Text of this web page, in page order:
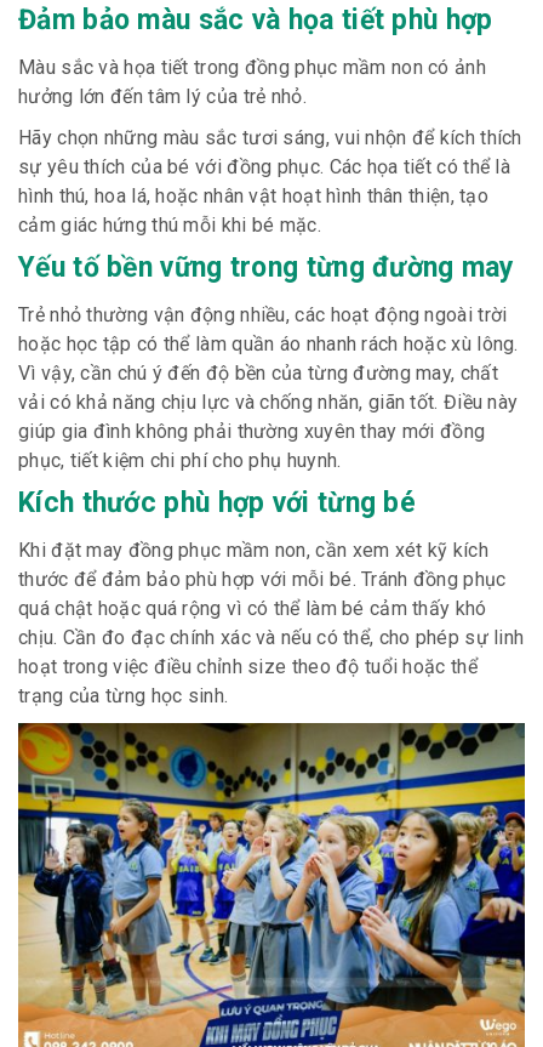
Đảm bảo màu sắc và họa tiết phù hợp
Màu sắc và họa tiết trong đồng phục mầm non có ảnh
hưởng lớn đến tâm lý của trẻ nhỏ.
Hãy chọn những màu sắc tươi sáng, vui nhộn để kích thích
sự yêu thích của bé với đồng phục. Các họa tiết có thể là
hình thú, hoa lá, hoặc nhân vật hoạt hình thân thiện, tạo
cảm giác hứng thú mỗi khi bé mặc.
Yếu tố bền vững trong từng đường may
Trẻ nhỏ thường vận động nhiều, các hoạt động ngoài trời
hoặc học tập có thể làm quần áo nhanh rách hoặc xù lông.
Vì vậy, cần chú ý đến độ bền của từng đường may, chất
vải có khả năng chịu lực và chống nhăn, giãn tốt. Điều này
giúp gia đình không phải thường xuyên thay mới đồng
phục, tiết kiệm chi phí cho phụ huynh.
Kích thước phù hợp với từng bé
Khi đặt may đồng phục mầm non, cần xem xét kỹ kích
thước để đảm bảo phù hợp với mỗi bé. Tránh đồng phục
quá chật hoặc quá rộng vì có thể làm bé cảm thấy khó
chịu. Cần đo đạc chính xác và nếu có thể, cho phép sự linh
hoạt trong việc điều chỉnh size theo độ tuổi hoặc thể
trạng của từng học sinh.